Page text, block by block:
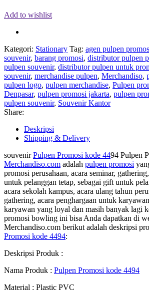
Add to wishlist
Kategori: Stationary Tag: agen pulpen
souvenir, barang promosi, distributor pulpen
pulpen souvenir, distributor pulpen untuk
souvenir, merchandise pulpen, Merchandiso,
pulpen logo, pulpen merchandise, Pulpen
Denpasar, pulpen promosi jakarta, pulpen
pulpen souvenir, Souvenir Kantor
Share:
Deskripsi
Shipping & Delivery
souvenirPulpen Promosi kode 4494 Pulpen
Merchandiso.com adalah pulpen promosi
promosi perusahaan, acara seminar,
untuk pelanggan tetap, sebagai gift untuk
acara sekolah kampus, acara ulang tahun
gathering, acara penghargaan untuk
karyawan yang loyal dan masih banyak lagi
promosi bowling ini bisa Anda dapatkan di
Merchandiso.com berikut adalah deskripsi
Promosi kode 4494:
Deskripsi Produk :
Nama Produk : Pulpen Promosi kode 4494
Material : Plastic PVC